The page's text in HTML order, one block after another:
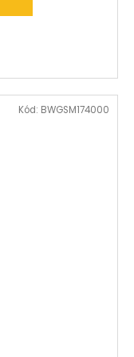
Kód: BWGSM174000